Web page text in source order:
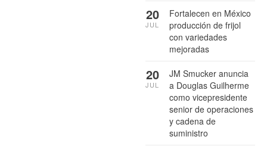
Fortalecen en México
producción de frijol
con variedades
mejoradas
20
JUL
JM Smucker anuncia
a Douglas Guilherme
como vicepresidente
senior de operaciones
y cadena de
suministro
20
JUL